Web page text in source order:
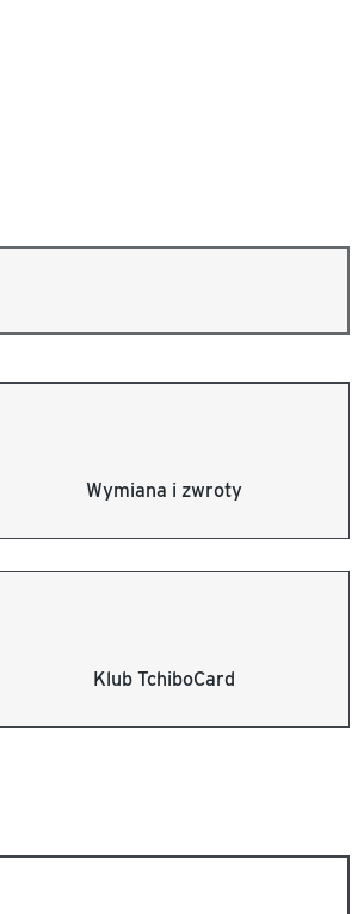
Wymiana i zwroty
Klub TchiboCard